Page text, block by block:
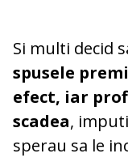
Si multi decid
spusele
efect, iar
scadea,
sperau sa le